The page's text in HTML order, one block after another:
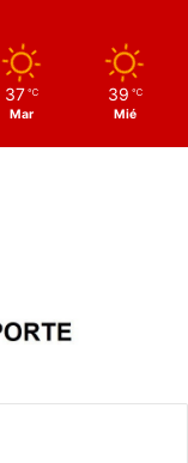
37 ℃
Mar
39 ℃
Mié